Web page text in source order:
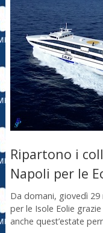
Ripartono i
Napoli per le
Da domani, giovedì
per le Isole Eolie
anche quest’estate